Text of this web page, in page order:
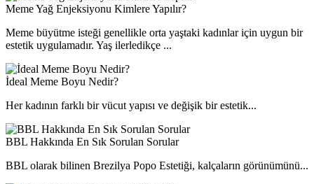
Meme Yağ Enjeksiyonu Kimlere Yapılır?
Meme büyütme isteği genellikle orta yaştaki kadınlar için uygun bir
estetik uygulamadır. Yaş ilerledikçe ...
İdeal Meme Boyu Nedir?
Her kadının farklı bir vücut yapısı ve değişik bir estetik...
BBL Hakkında En Sık Sorulan Sorular
BBL olarak bilinen Brezilya Popo Estetiği, kalçaların görünümünü...